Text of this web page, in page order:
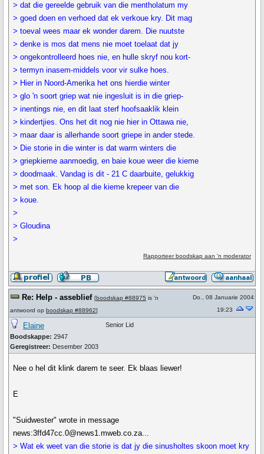
> dat die gereelde gebruik van die mentholatum my
> goed doen en verhoed dat ek verkoue kry. Dit mag
> toeval wees maar ek wonder darem. Die nuutste
> denke is mos dat mens nie moet toelaat dat jy
> ongekontrolleerd hoes nie, en hulle skryf nou kort-
> termyn inasem-middels voor vir sulke hoes.
> Hier in Noord-Amerika het ons hierdie winter
> glo 'n soort griep wat nie ingesluit is in die griep-
> inentings nie, en dit laat sterf hoofsaaklik klein
> kindertjies. Ons het dit nog nie hier in Ottawa nie,
> maar daar is allerhande soort griepe in ander stede.
> Die storie in die winter is dat warm winters die
> griepkieme aanmoedig, en baie koue weer die kieme
> doodmaak. Vandag is dit - 21 C daarbuite, gelukkig
> met son. Ek hoop al die kieme krepeer van die
> koue.
>
> Gloudina
>
Rapporteer boodskap aan 'n moderator
Re: Help - asseblief [boodskap #88975 is 'n
antwoord op boodskap #88962]
Do., 08 Januarie 2004
19:23
Elaine
Boodskappe: 2947
Geregistreer: Desember 2003
Senior Lid
Nee o hel dit klink darem te seer. Ek blaas liewer!
E
"Suidwester" wrote in message
news:3ffd47cc.0@news1.mweb.co.za...
> Wat ek weet van die storie is dat jy die sinusholtes skoon moet kry